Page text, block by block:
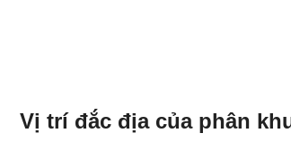
Vị trí đắc địa của phân